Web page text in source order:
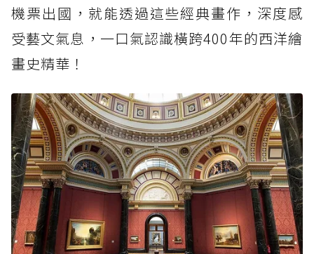
機票出國，就能透過這些經典畫作，深度感
受藝文氣息，一口氣認識橫跨400年的西洋繪
畫史精華！